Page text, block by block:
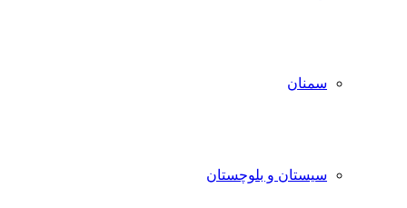
سمنان
سیستان و بلوچستان